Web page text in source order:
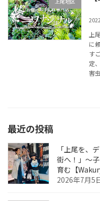
上
に
す
定
害
最近の投稿
「上尾を、
街へ！」〜
育む【
2026年7月5